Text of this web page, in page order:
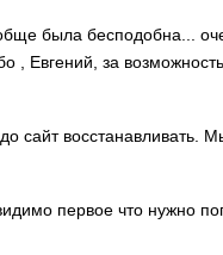
была бесподобна...
, Евгений, за
сайт восстанавливать.
первое что нужно